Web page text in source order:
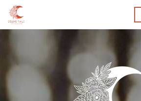
Aller
contenu